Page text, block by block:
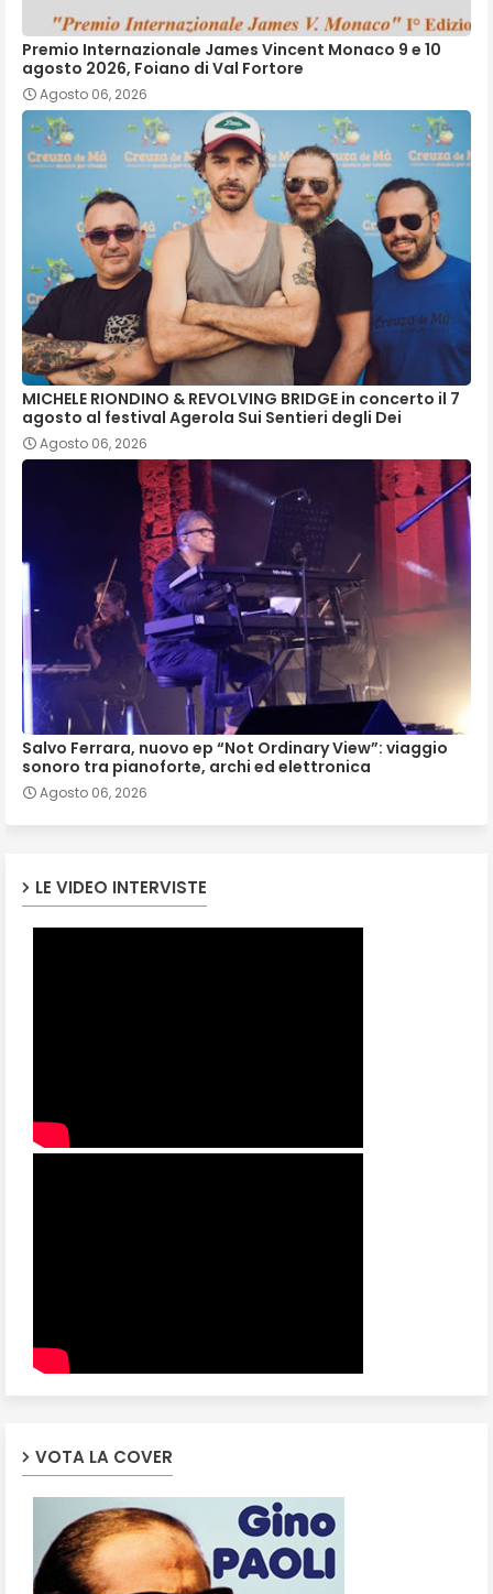
Premio Internazionale James Vincent Monaco 9 e 10
agosto 2026, Foiano di Val Fortore
Agosto 06, 2026
MICHELE RIONDINO & REVOLVING BRIDGE in concerto il 7
agosto al festival Agerola Sui Sentieri degli Dei
Agosto 06, 2026
Salvo Ferrara, nuovo ep “Not Ordinary View”: viaggio
sonoro tra pianoforte, archi ed elettronica
Agosto 06, 2026
LE VIDEO INTERVISTE
VOTA LA COVER